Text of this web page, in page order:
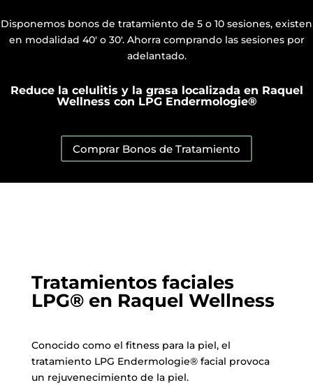
Disponemos bonos de tratamiento de 5 o 10 sesiones, existen
en modalidad 40' o 30'. Ahorra comprando las sesiones por
adelantado.
Reduce la celulitis y la grasa localizada en Raquel
Wellness con LPG Endermologie®
Comprar Bonos de Tratamiento
Tratamientos faciales
LPG® en Raquel Wellness
Conocido como el fitness para la piel, el
tratamiento LPG Endermologie® facial provoca
un rejuvenecimiento de la piel.